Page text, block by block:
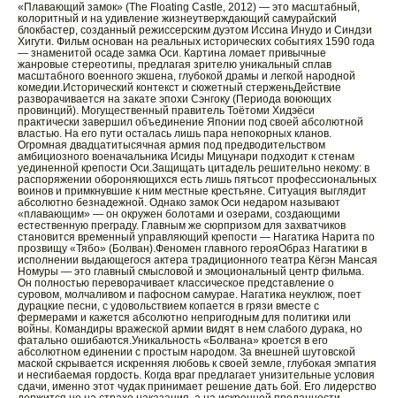
«Плавающий замок» (The Floating Castle, 2012) — это масштабный,
колоритный и на удивление жизнеутверждающий самурайский
блокбастер, созданный режиссерским дуэтом Иссина Инудо и Синдзи
Хигути. Фильм основан на реальных исторических событиях 1590 года
— знаменитой осаде замка Оси. Картина ломает привычные
жанровые стереотипы, предлагая зрителю уникальный сплав
масштабного военного экшена, глубокой драмы и легкой народной
комедии.Исторический контекст и сюжетный стерженьДействие
разворачивается на закате эпохи Сэнгоку (Периода воюющих
провинций). Могущественный правитель Тоётоми Хидэёси
практически завершил объединение Японии под своей абсолютной
властью. На его пути осталась лишь пара непокорных кланов.
Огромная двадцатитысячная армия под предводительством
амбициозного военачальника Исиды Мицунари подходит к стенам
уединенной крепости Оси.Защищать цитадель решительно некому: в
распоряжении обороняющихся есть лишь пятьсот профессиональных
воинов и примкнувшие к ним местные крестьяне. Ситуация выглядит
абсолютно безнадежной. Однако замок Оси недаром называют
«плавающим» — он окружен болотами и озерами, создающими
естественную преграду. Главным же сюрпризом для захватчиков
становится временный управляющий крепости — Нагатика Нарита по
прозвищу «Тябо» (Болван).Феномен главного герояОбраз Нагатики в
исполнении выдающегося актера традиционного театра Кёгэн Мансая
Номуры — это главный смысловой и эмоциональный центр фильма.
Он полностью переворачивает классическое представление о
суровом, молчаливом и пафосном самурае. Нагатика неуклюж, поет
дурацкие песни, с удовольствием копается в грязи вместе с
фермерами и кажется абсолютно непригодным для политики или
войны. Командиры вражеской армии видят в нем слабого дурака, но
фатально ошибаются.Уникальность «Болвана» кроется в его
абсолютном единении с простым народом. За внешней шутовской
маской скрывается искренняя любовь к своей земле, глубокая эмпатия
и несгибаемая гордость. Когда враг предлагает унизительные условия
сдачи, именно этот чудак принимает решение дать бой. Его лидерство